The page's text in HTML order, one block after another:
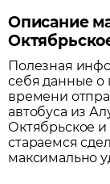
Описание
Полезная
себя данные о
времени
автобуса из
Октябрьское и
стараемся
максимально